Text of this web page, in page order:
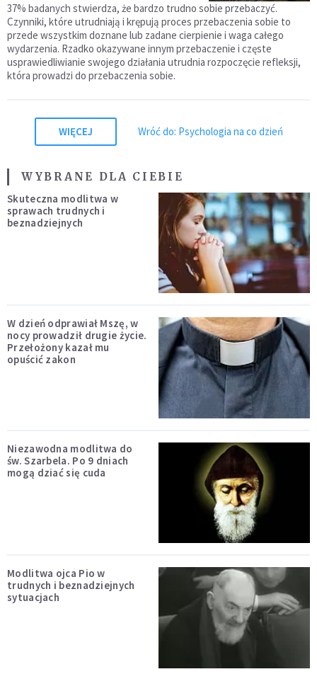
37% badanych stwierdza, że bardzo trudno sobie przebaczyć.
Czynniki, które utrudniają i krępują proces przebaczenia sobie to
przede wszystkim doznane lub zadane cierpienie i waga całego
wydarzenia. Rzadko okazywane innym przebaczenie i częste
usprawiedliwianie swojego działania utrudnia rozpoczęcie refleksji,
która prowadzi do przebaczenia sobie.
WIĘCEJ Wróć do: Psychologia na co dzień
WYBRANE DLA CIEBIE
Skuteczna modlitwa w
sprawach trudnych i
beznadziejnych
W dzień odprawiał Mszę, w
nocy prowadził drugie życie.
Przełożony kazał mu
opuścić zakon
Niezawodna modlitwa do
św. Szarbela. Po 9 dniach
mogą dziać się cuda
Modlitwa ojca Pio w
trudnych i beznadziejnych
sytuacjach